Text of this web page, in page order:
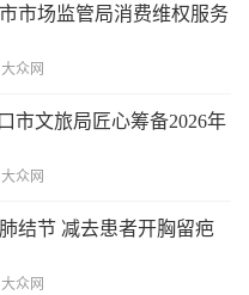
市场监管局消费维权服务
大众网
文旅局匠心筹备2026年
大众网
结节 减去患者开胸留疤
大众网